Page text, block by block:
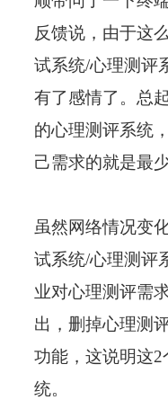
反馈说，由于这
试系统/心理测评
有了感情了。总
的心理测评系统
己需求的就是最少
虽然网络情况变
试系统/心理测评
业对心理测评需
出，删掉心理测
功能，这说明这
统。